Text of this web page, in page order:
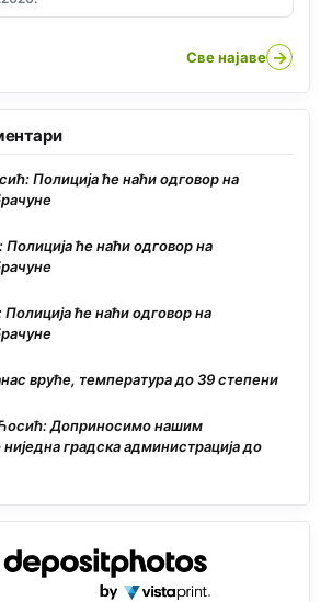
Све најаве →
Полиција ће наћи одговор на
ће наћи одговор на
ће наћи одговор на
вруће, температура до 39 степени
Доприносимо нашим
градска администрација до